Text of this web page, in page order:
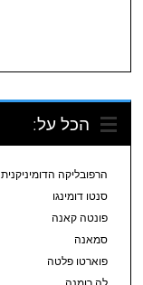
הכל על:
הרפובליקה הדומיניקנית
סנטו דומינגו
פונטה קאנה
סמאנה
פוארטו פלטה